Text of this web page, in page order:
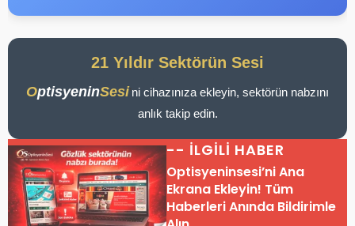
21 Yıldır Sektörün Sesi
OptisyeninSesi ni cihazınıza ekleyin, sektörün nabzını
anlık takip edin.
-- İLGİLİ HABER
Optisyeninsesi’ni Ana
Ekrana Ekleyin! Tüm
Haberleri Anında Bildirimle